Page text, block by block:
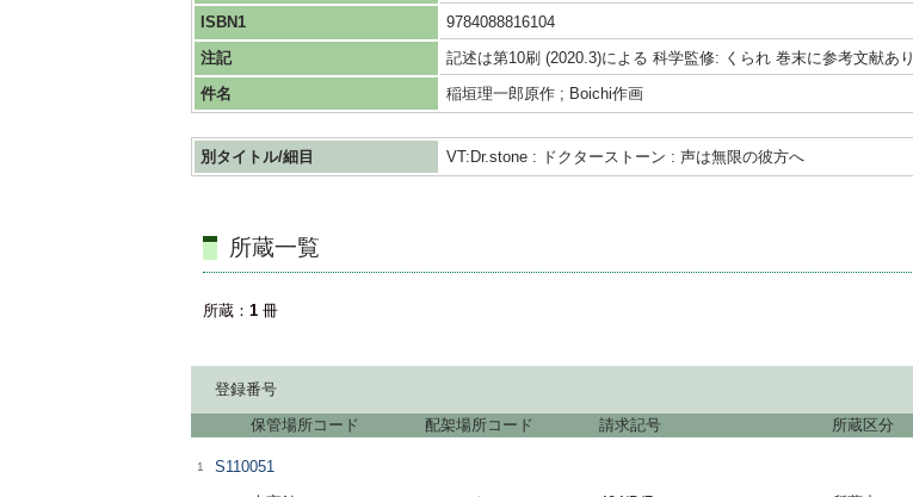
ISBN1
9784088816104
注記
記述は第10刷 (2020.3)による 科学監修: くられ 巻末に参考文献あり
件名
稲垣理一郎原作 ; Boichi作画
別タイトル/細目 VT:Dr.stone : ドクターストーン : 声は無限の彼方へ
所蔵一覧
所蔵 1 冊
登録番号
保管場所コード
配架場所コード 請求記号 所蔵区分
1
S110051